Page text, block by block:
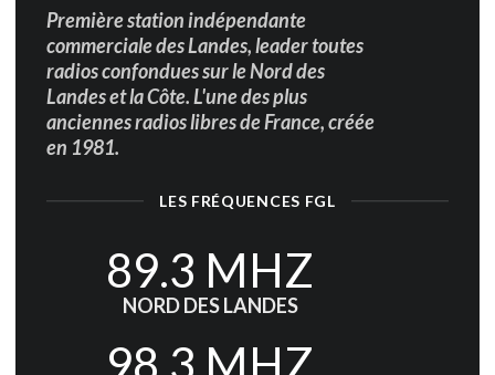
Première station indépendante
commerciale des Landes, leader toutes
radios confondues sur le Nord des
Landes et la Côte. L'une des plus
anciennes radios libres de France, créée
en 1981.
LES FRÉQUENCES FGL
89.3 MHZ
NORD DES LANDES
98.3 MHZ